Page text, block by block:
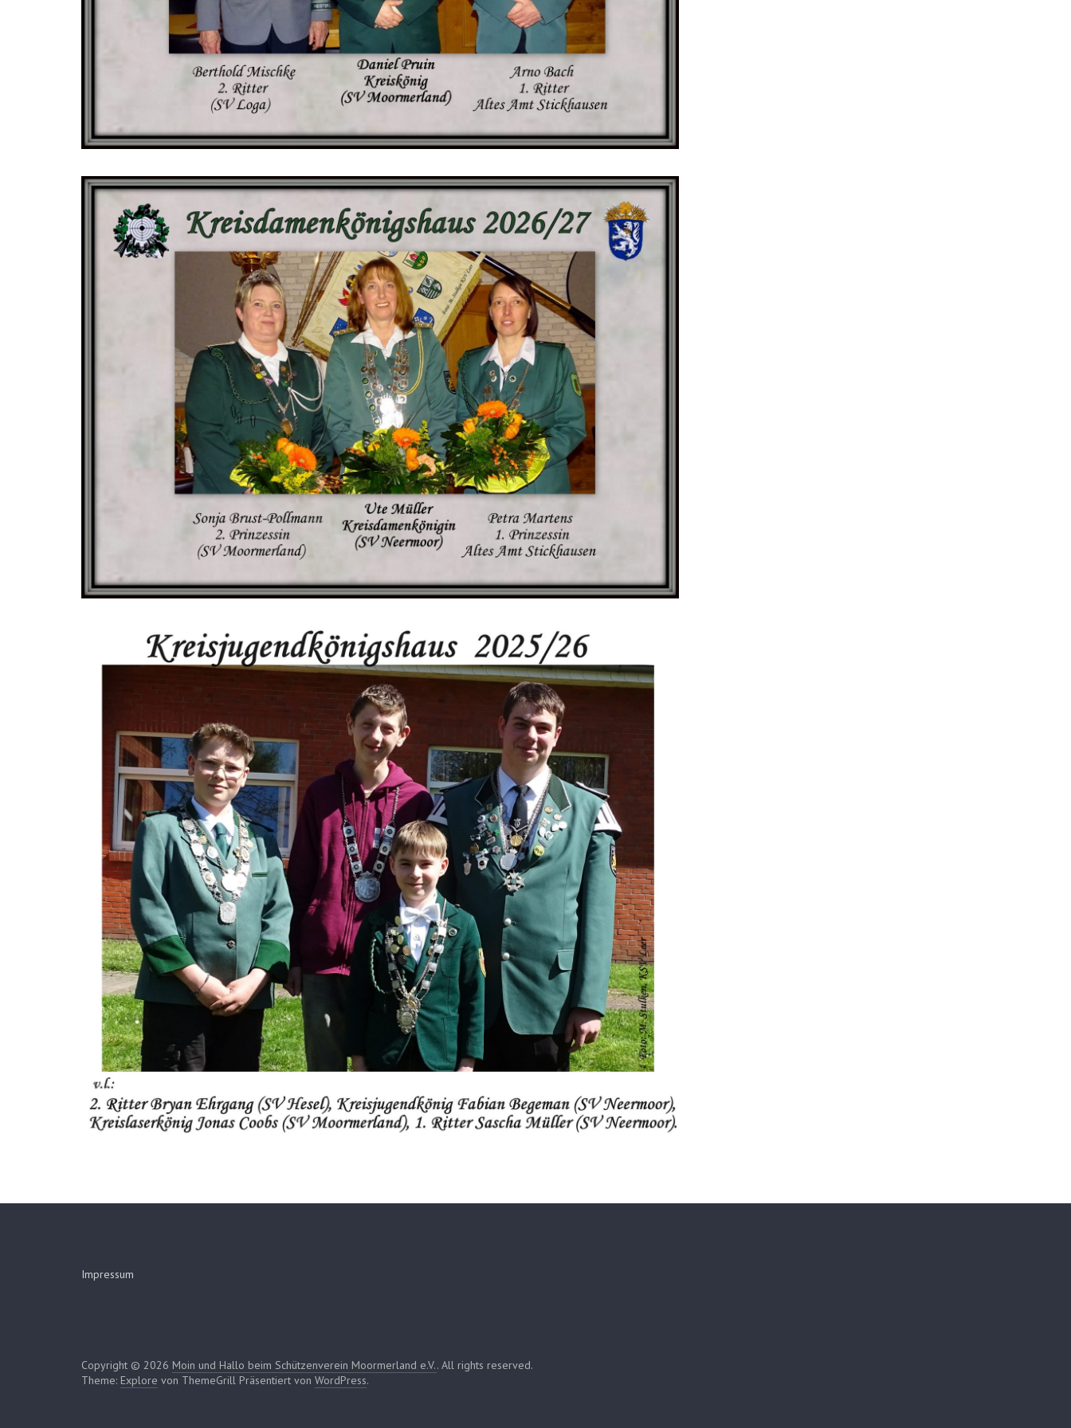
Impressum
Copyright © 2026 Moin und Hallo beim Schützenverein Moormerland e.V.. All rights reserved.
Theme: Explore von ThemeGrill Präsentiert von WordPress.